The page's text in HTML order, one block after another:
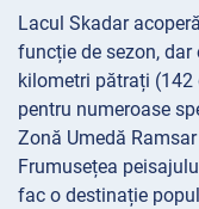
Lacul Skadar
funcție de sezon,
kilometri pătrați (142
pentru numeroase
Zonă Umedă
Frumusețea
fac o destinație